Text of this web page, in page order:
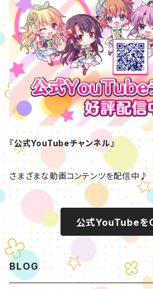
『公式YouTubeチャンネル』
さまざまな動画コンテンツを配信中♪
公式YouTube
BLOG